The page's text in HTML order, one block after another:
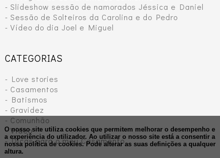
- Slideshow sessão de namorados Jéssica e Daniel
- Sessão de Solteiros da Carolina e do Pedro
- Vídeo do dia Joel e Miguel
CATEGORIAS
- Love stories
- Casamentos
- Batismos
- Gravidez
- Comunhão
- Vídeo
- Dicas para o meu Casamento
O nosso site utiliza cookies que permitem melhorar o desempenho e
a experiência do utilizador. Ao utilizar o nosso site está a consentir a
nossa política de cookies. Pode alterar as suas definições a qualquer
altura.